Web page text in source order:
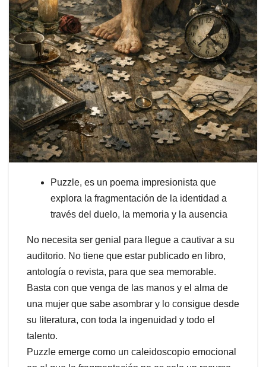
Puzzle, es un poema impresionista que
explora la fragmentación de la identidad a
través del duelo, la memoria y la ausencia
No necesita ser genial para llegue a cautivar a su
auditorio. No tiene que estar publicado en libro,
antología o revista, para que sea memorable.
Basta con que venga de las manos y el alma de
una mujer que sabe asombrar y lo consigue desde
su literatura, con toda la ingenuidad y todo el
talento.
Puzzle emerge como un caleidoscopio emocional